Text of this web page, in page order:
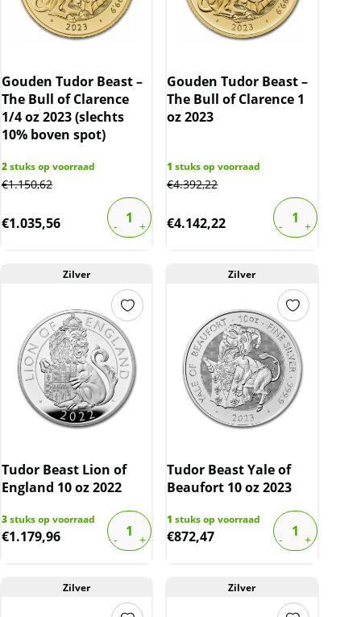
Gouden Tudor Beast –
The Bull of Clarence
1/4 oz 2023 (slechts
10% boven spot)
2stuks op voorraad
€1.150,62
€1.035,56
Gouden Tudor Beast –
The Bull of Clarence 1
oz 2023
1 stuks op voorraad
€4.392,22
€4.142,22
Zilver
Tudor Beast Lion of
England 10 oz 2022
3stuks op voorraad
€1.179,96
Zilver
Tudor Beast Yale of
Beaufort 10 oz 2023
1 stuks op voorraad
€872,47
Zilver Zilver